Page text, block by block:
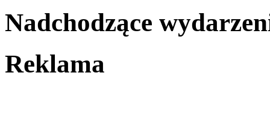
Nadchodzące
Reklama